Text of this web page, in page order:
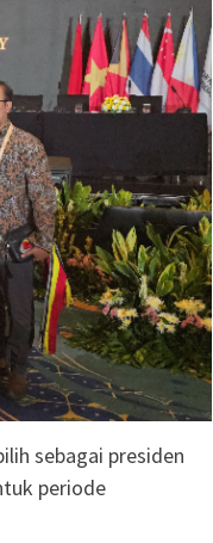
sebagai presiden
periode